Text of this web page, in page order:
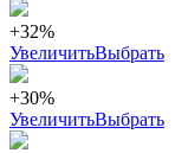
+32%
УвеличитьВыбрать
+30%
УвеличитьВыбрать